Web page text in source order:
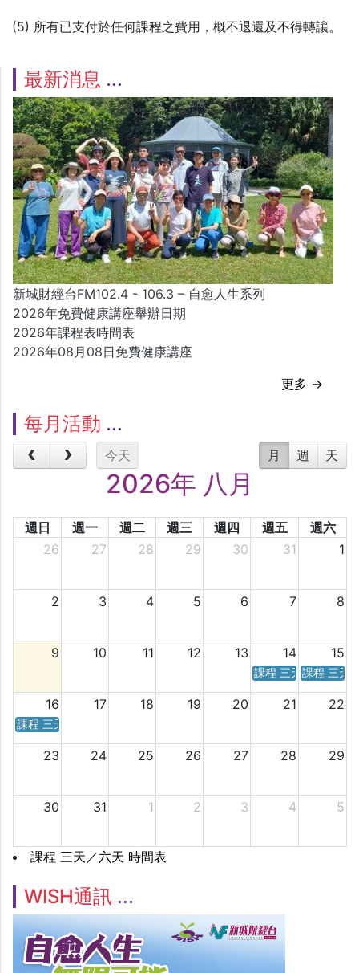
(5) 所有已支付於任何課程之費用，概不退還及不得轉讓。
最新消息
新城財經台FM102.4 - 106.3 – 自愈人生系列
2026年免費健康講座舉辦日期
2026年課程表時間表
2026年08月08日免費健康講座
更多 →
每月活動
今天 月 週 天
2026年 八月
週日 週一 週二 週三 週四 週五
週六
26
27 28 29 30 31 1
2 3 4 5 6 7 8
9 10 11 12 13 14 15
課程 三天／六天 時
課程 三天
16 17 18 19 20 21 22
課程 三天／六天 時間表
23 24 25 26 27 28 29
30 31 1 2 3 4 5
課程 三天／六天 時間表
WISH通訊